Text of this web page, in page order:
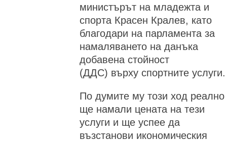
министърът на младежта и
спорта Красен Кралев, като
благодари на парламента за
намаляването на данъка
добавена стойност
(ДДС) върху спортните услуги.
По думите му този ход реално
ще намали цената на тези
услуги и ще успее да
възстанови икономическия